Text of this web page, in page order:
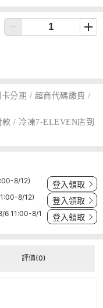
分期 / 超商代碼繳費 /
/ 冷凍7-ELEVEN店到
8/12) 登入領取
8/12) 登入領取
6 11:00-8/1
登入領取
評價(0)